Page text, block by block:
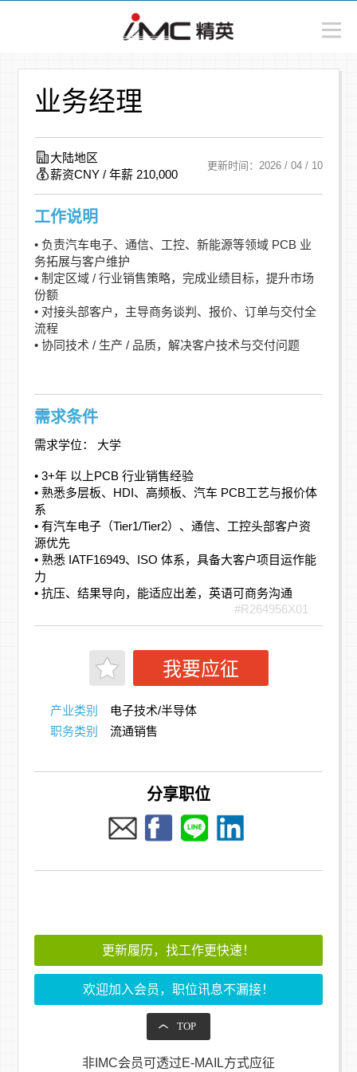
业务经理
#R264956X01
大陆地区
薪资CNY / 年薪 210,000
更新时间：2026 / 04 / 10
工作说明
• 负责汽车电子、通信、工控、新能源等领域 PCB 业
务拓展与客户维护
• 制定区域 / 行业销售策略，完成业绩目标，提升市场
份额
• 对接头部客户，主导商务谈判、报价、订单与交付全
流程
• 协同技术 / 生产 / 品质，解决客户技术与交付问题
需求条件
需求学位： 大学
• 3+年 以上PCB 行业销售经验
• 熟悉多层板、HDI、高频板、汽车 PCB工艺与报价体
系
• 有汽车电子（Tier1/Tier2）、通信、工控头部客户资
源优先
• 熟悉 IATF16949、ISO 体系，具备大客户项目运作能
力
• 抗压、结果导向，能适应出差，英语可商务沟通
我要应征
产业类别
电子技术/半导体
职务类别
流通销售
分享职位
更新履历，找工作更快速！
欢迎加入会员，职位讯息不漏接！
TOP
非IMC会员可透过E-MAIL方式应征